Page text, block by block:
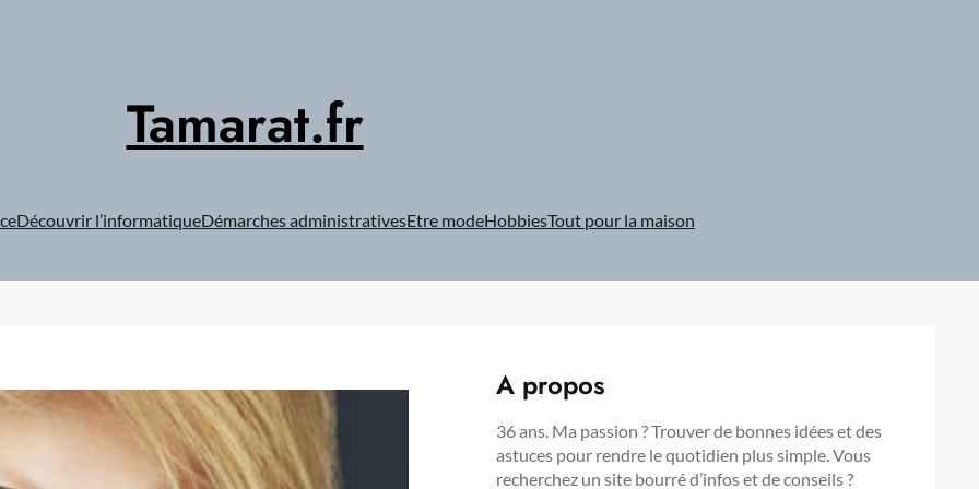
Tamarat.fr
Découvrir l’informatiqueDémarches administrativesEtre modeHobbiesTout pour la maison
A propos
36 ans. Ma passion ? Trouver de bonnes idées et des
astuces pour rendre le quotidien plus simple. Vous
recherchez un site bourré d’infos et de conseils ?